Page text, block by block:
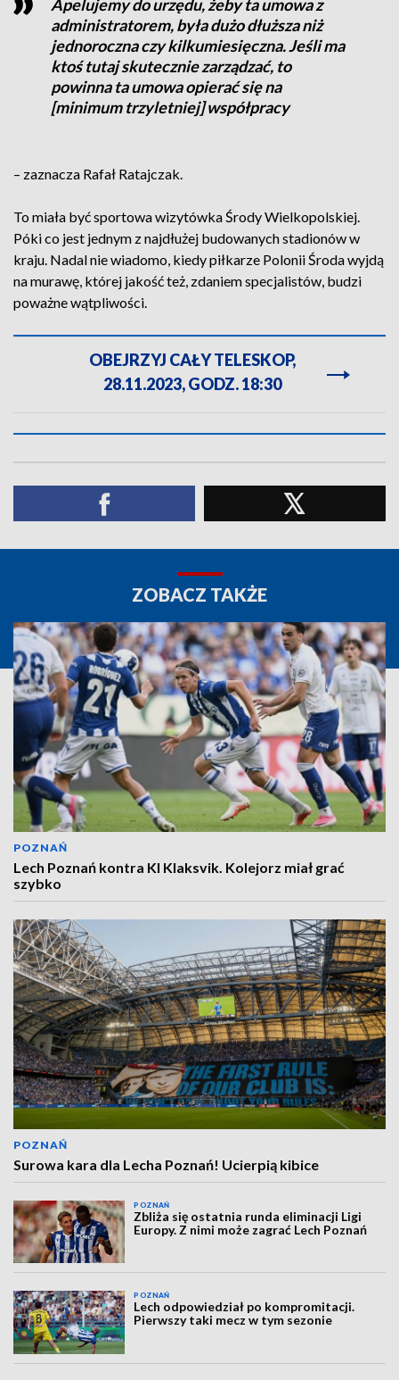
Apelujemy do urzędu, żeby ta umowa z
administratorem, była dużo dłuższa niż
jednoroczna czy kilkumiesięczna. Jeśli ma
ktoś tutaj skutecznie zarządzać, to
powinna ta umowa opierać się na
[minimum trzyletniej] współpracy
– zaznacza Rafał Ratajczak.
To miała być sportowa wizytówka Środy Wielkopolskiej.
Póki co jest jednym z najdłużej budowanych stadionów w
kraju. Nadal nie wiadomo, kiedy piłkarze Polonii Środa wyjdą
na murawę, której jakość też, zdaniem specjalistów, budzi
poważne wątpliwości.
OBEJRZYJ CAŁY TELESKOP,
28.11.2023, GODZ. 18:30
ZOBACZ TAKŻE
POZNAŃ
Lech Poznań kontra KI Klaksvik. Kolejorz miał grać
szybko
POZNAŃ
Surowa kara dla Lecha Poznań! Ucierpią kibice
POZNAŃ
Zbliża się ostatnia runda eliminacji Ligi
Europy. Z nimi może zagrać Lech Poznań
POZNAŃ
Lech odpowiedział po kompromitacji.
Pierwszy taki mecz w tym sezonie